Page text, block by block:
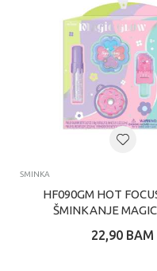
SMINKA
HF090GM HOT
ŠMINKANJE
22,90 BAM